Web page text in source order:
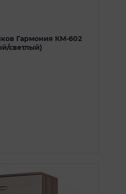
Гармония КМ-602
светлый)